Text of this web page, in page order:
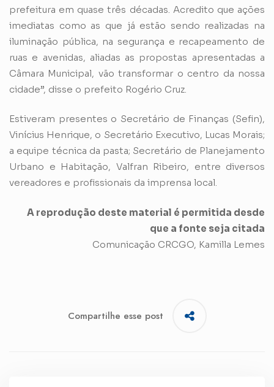
prefeitura em quase três décadas. Acredito que ações
imediatas como as que já estão sendo realizadas na
iluminação pública, na segurança e recapeamento de
ruas e avenidas, aliadas as propostas apresentadas a
Câmara Municipal, vão transformar o centro da nossa
cidade”, disse o prefeito Rogério Cruz.
Estiveram presentes o Secretário de Finanças (Sefin),
Vinícius Henrique, o Secretário Executivo, Lucas Morais;
a equipe técnica da pasta; Secretário de Planejamento
Urbano e Habitação, Valfran Ribeiro, entre diversos
vereadores e profissionais da imprensa local.
A reprodução deste material é permitida desde
que a fonte seja citada
Comunicação CRCGO, Kamilla Lemes
Compartilhe esse post